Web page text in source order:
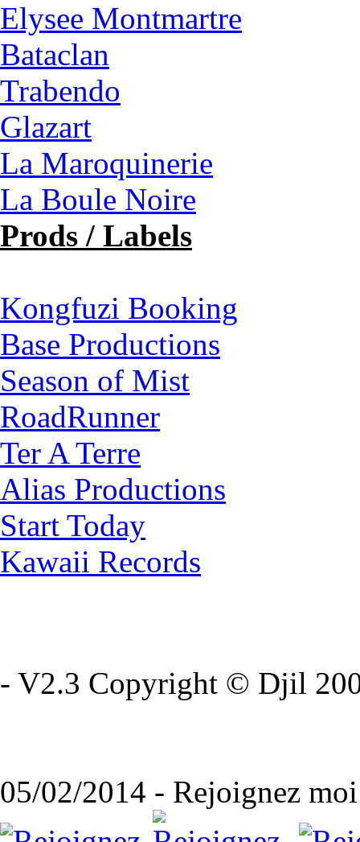
Elysee Montmartre
Bataclan
Trabendo
Glazart
La Maroquinerie
La Boule Noire
Prods / Labels
Kongfuzi Booking
Base Productions
Season of Mist
RoadRunner
Ter A Terre
Alias Productions
Start Today
Kawaii Records
- V2.3 Copyright © Djil
05/02/2014 - Rejoignez